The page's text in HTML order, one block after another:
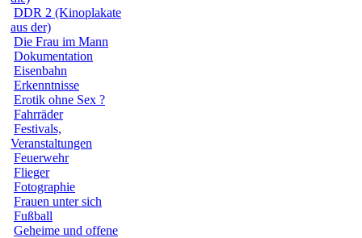
DDR 2 (Kinoplakate
aus der)
Die Frau im Mann
Dokumentation
Eisenbahn
Erkenntnisse
Erotik ohne Sex ?
Fahrräder
Festivals,
Veranstaltungen
Feuerwehr
Flieger
Fotographie
Frauen unter sich
Fußball
Geheime und offene